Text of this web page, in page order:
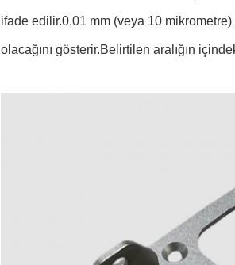
ifade edilir.0,01 mm (veya 10
olacağını gösterir.Belirtilen aralığın